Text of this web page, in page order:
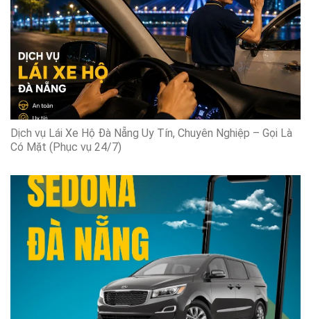
Dịch vụ Lái Xe Hộ Đà Nẵng Uy Tín, Chuyên Nghiệp – Gọi Là
Có Mặt (Phục vụ 24/7)